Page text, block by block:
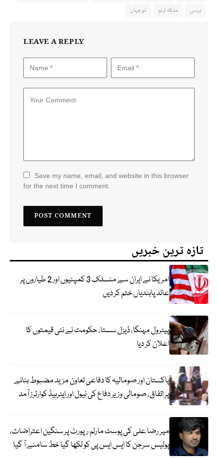
برسی
ملکہ ترنم نورجہاں
LEAVE A REPLY
Save my name, email, and website in this browser
for the next time I comment.
تازہ ترین خبریں
امریکا نے ایران سے منسلک 3 کمپنیوں اور 2 طیاروں پر
عائد پابندیاں ختم کر دیں
پیٹرول مہنگا، ڈیزل سستا، حکومت نے نئی قیمتوں کا
اعلان کر دیا
پاکستان اور صومالیہ کا دفاعی تعاون مزید مضبوط بنانے
پر اتفاق، صومالی وزیر دفاع کی نیول اور ایئرہیڈ کوارٹرز آمد
میر رضا علی کی پوسٹ مارٹم رپورٹ پر سنگین اعتراضات،
پولیس سرجن کا ایس ایس پی کو لکھا گیا خط سامنے آ گیا